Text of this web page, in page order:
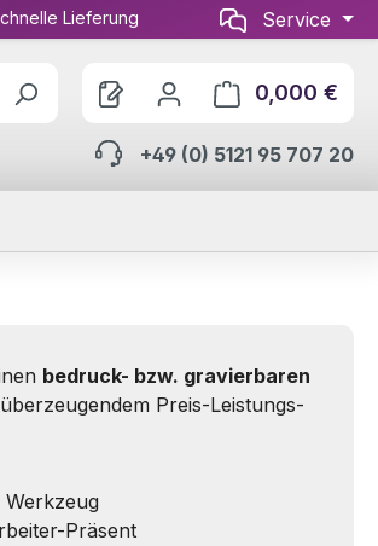
Lieferung Service
0,000 €
+49 (0) 5121 95 707 20
bedruck- bzw. gravierbaren
Preis-Leistungs-
Werkzeug
Präsent